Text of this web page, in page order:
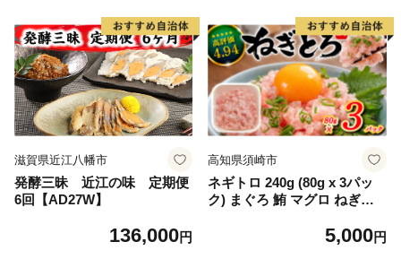
鯖 お寿司 お ひなまつり ひな
祭り 雛祭り
滋賀県近江八幡市
発酵三昧 近江の味 定期便
6回【AD27W】
136,000円
高知県須崎市
ネギトロ 240g (80g x 3パッ
ク) まぐろ 鮪 マグロ ねぎと
マグロのたたき TY0505,000円